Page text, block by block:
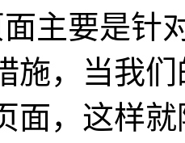
主要是针
施，当我
面，这样